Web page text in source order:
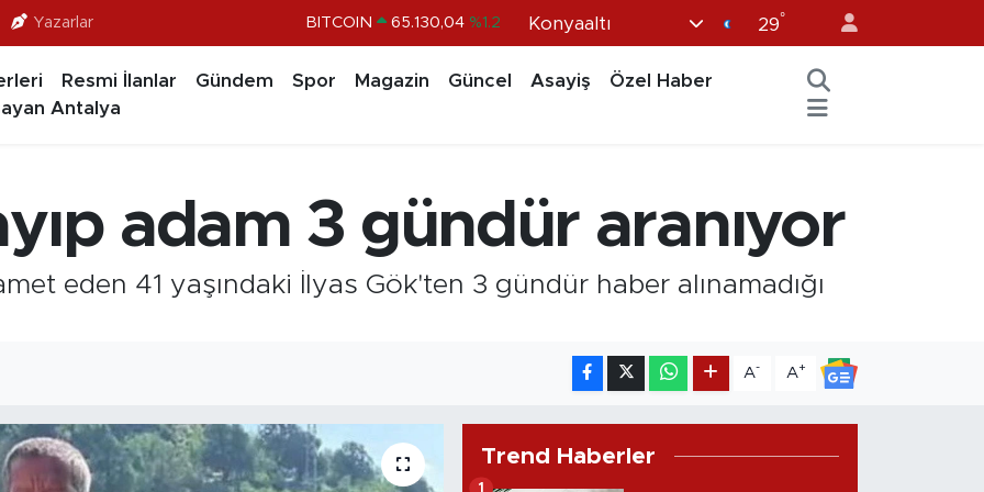
Yazarlar BITCOIN 65.130,04 %1.2
BİST100 13.773 %-19
Konyaaltı 29°
Resmi İlanlar Gündem Spor Magazin Güncel Asayiş
Özel Haber
Antalya
adam 3 gündür aranıyor
eden 41 yaşındaki İlyas Gök'ten 3 gündür haber alınamadığı
A- A+
Trend Haberler
1